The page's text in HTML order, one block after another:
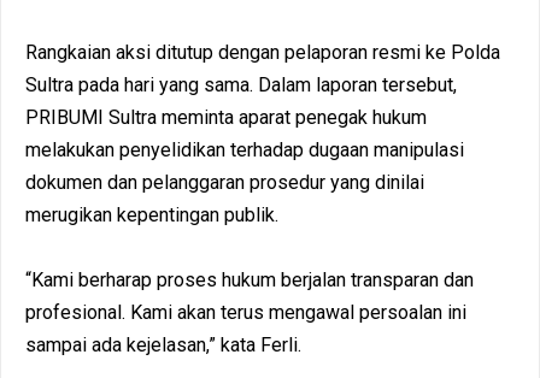
Rangkaian aksi ditutup dengan pelaporan resmi ke Polda
Sultra pada hari yang sama. Dalam laporan tersebut,
PRIBUMI Sultra meminta aparat penegak hukum
melakukan penyelidikan terhadap dugaan manipulasi
dokumen dan pelanggaran prosedur yang dinilai
merugikan kepentingan publik.
“Kami berharap proses hukum berjalan transparan dan
profesional. Kami akan terus mengawal persoalan ini
sampai ada kejelasan,” kata Ferli.